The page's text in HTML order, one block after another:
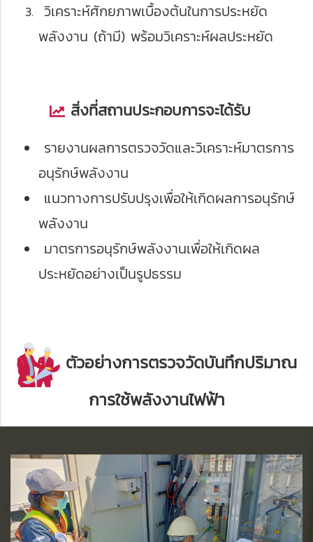
วิเคราะห์ศักยภาพเบื้องต้นในการประหยัด
พลังงาน (ถ้ามี) พร้อมวิเคราะห์ผลประหยัด
สิ่งที่สถานประกอบการจะได้รับ
รายงานผลการตรวจวัดและวิเคราะห์มาตรการ
อนุรักษ์พลังงาน
แนวทางการปรับปรุงเพื่อให้เกิดผลการอนุรักษ์
พลังงาน
มาตรการอนุรักษ์พลังงานเพื่อให้เกิดผล
ประหยัดอย่างเป็นรูปธรรม
ตัวอย่างการตรวจวัดบันทึกปริมาณ
การใช้พลังงานไฟฟ้า
การติดตั้งเครื่องมือ